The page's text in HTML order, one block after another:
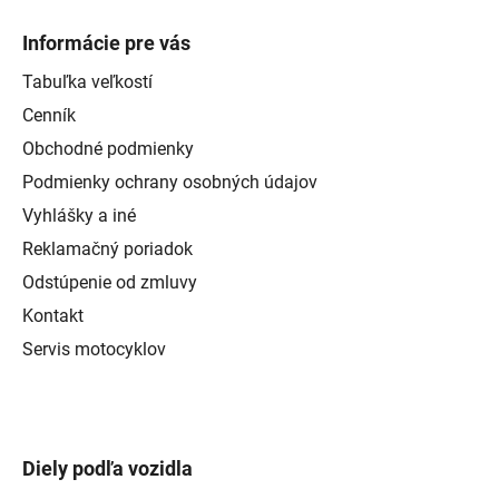
Informácie pre vás
Tabuľka veľkostí
Cenník
Obchodné podmienky
Podmienky ochrany osobných údajov
Vyhlášky a iné
Reklamačný poriadok
Odstúpenie od zmluvy
Kontakt
Servis motocyklov
Diely podľa vozidla